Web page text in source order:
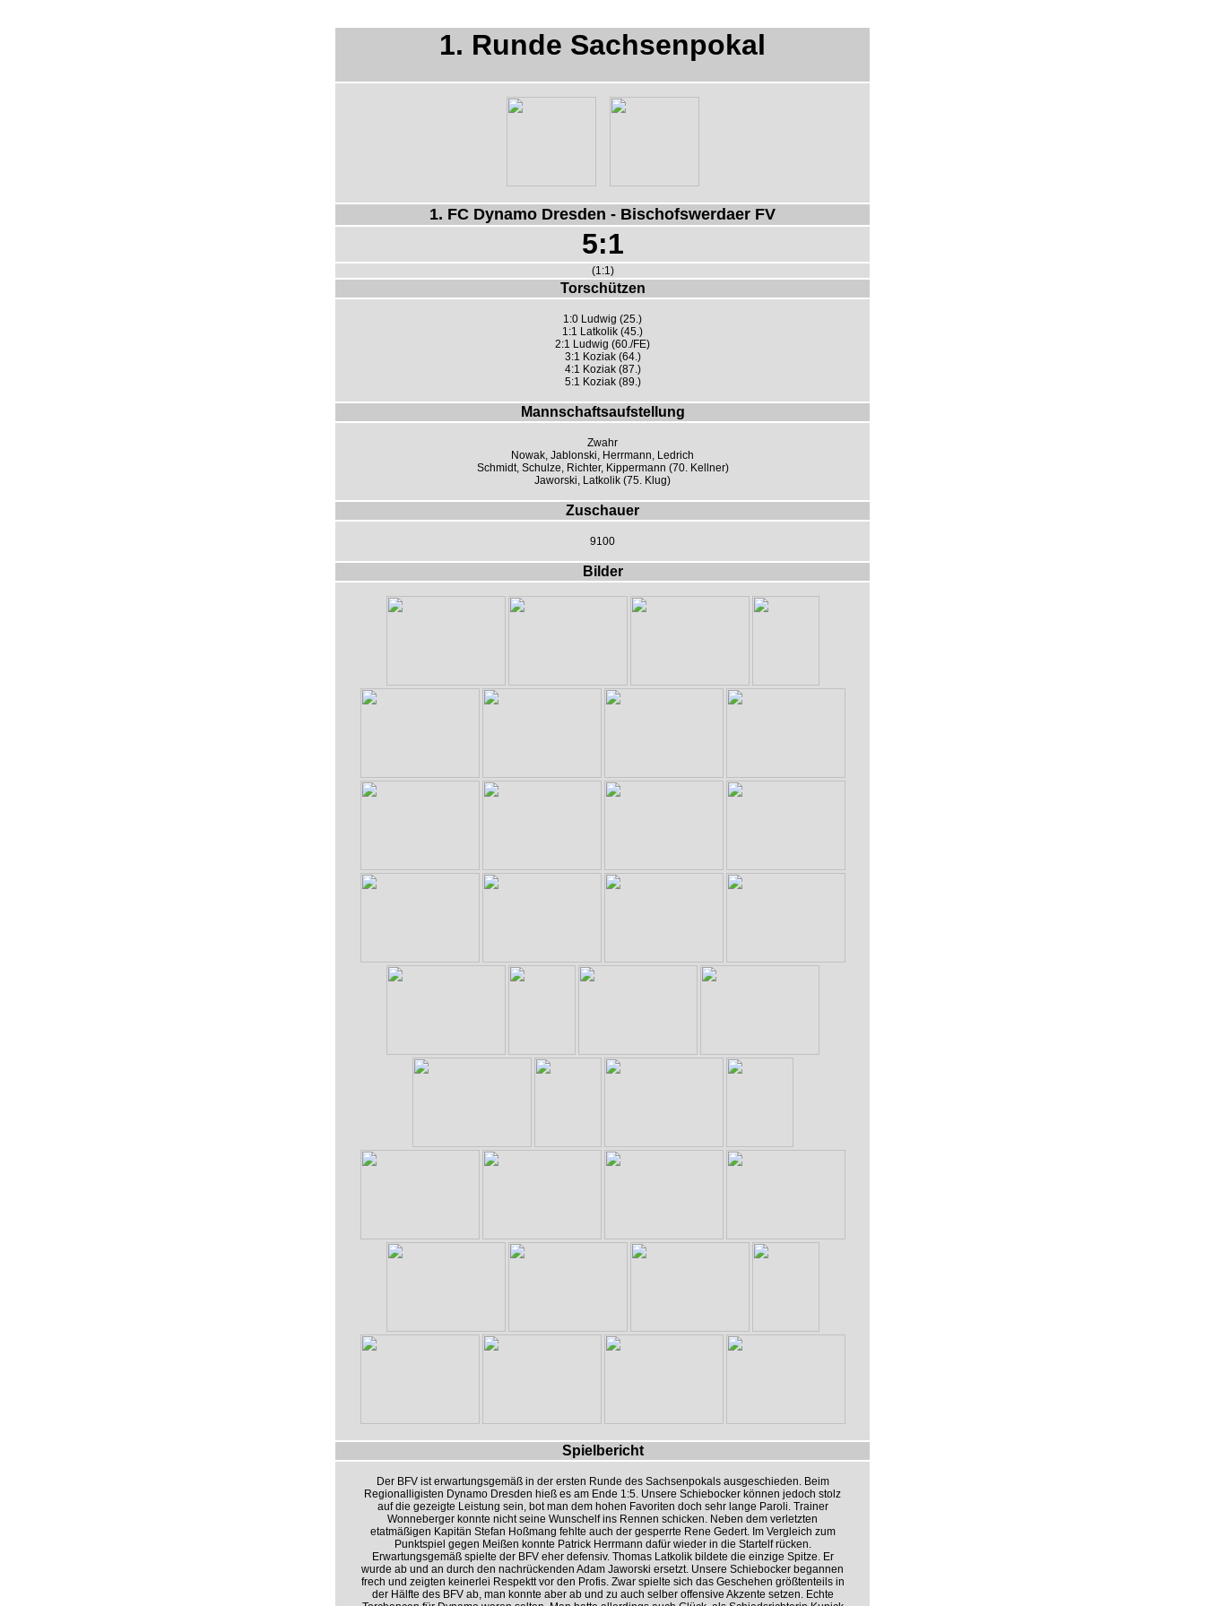
1. Runde Sachsenpokal
1. FC Dynamo Dresden - Bischofswerdaer FV
5:1
(1:1)
Torschützen
1:0 Ludwig (25.)
1:1 Latkolik (45.)
2:1 Ludwig (60./FE)
3:1 Koziak (64.)
4:1 Koziak (87.)
5:1 Koziak (89.)
Mannschaftsaufstellung
Zwahr
Nowak, Jablonski, Herrmann, Ledrich
Schmidt, Schulze, Richter, Kippermann (70. Kellner)
Jaworski, Latkolik (75. Klug)
Zuschauer
9100
Bilder
Spielbericht
Der BFV ist erwartungsgemäß in der ersten Runde des Sachsenpokals ausgeschieden. Beim
Regionalligisten Dynamo Dresden hieß es am Ende 1:5. Unsere Schiebocker können jedoch stolz
auf die gezeigte Leistung sein, bot man dem hohen Favoriten doch sehr lange Paroli. Trainer
Wonneberger konnte nicht seine Wunschelf ins Rennen schicken. Neben dem verletzten
etatmäßigen Kapitän Stefan Hoßmang fehlte auch der gesperrte Rene Gedert. Im Vergleich zum
Punktspiel gegen Meißen konnte Patrick Herrmann dafür wieder in die Startelf rücken.
Erwartungsgemäß spielte der BFV eher defensiv. Thomas Latkolik bildete die einzige Spitze. Er
wurde ab und an durch den nachrückenden Adam Jaworski ersetzt. Unsere Schiebocker begannen
frech und zeigten keinerlei Respektt vor den Profis. Zwar spielte sich das Geschehen größtenteils in
der Hälfte des BFV ab, man konnte aber ab und zu auch selber offensive Akzente setzen. Echte